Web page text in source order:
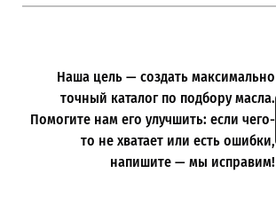
Наша цель — создать максимально
точный каталог по подбору масла.
Помогите нам его улучшить: если чего-
то не хватает или есть ошибки,
напишите — мы исправим!